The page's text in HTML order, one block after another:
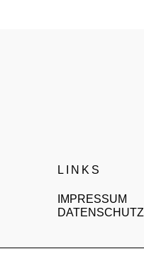
LINKS
IMPRESSUM
DATENSCHUTZ